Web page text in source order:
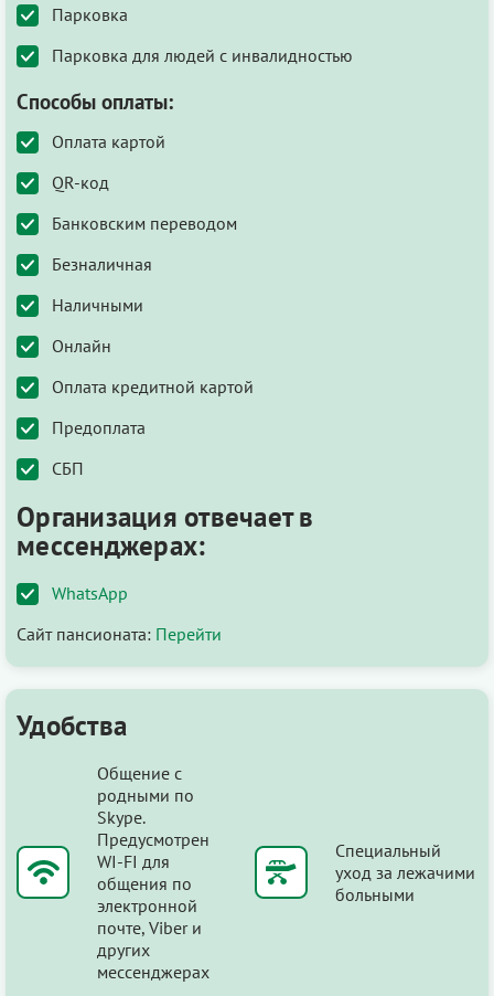
Парковка
Парковка для людей с инвалидностью
Способы оплаты:
Оплата картой
QR-код
Банковским переводом
Безналичная
Наличными
Онлайн
Оплата кредитной картой
Предоплата
СБП
Организация отвечает в
мессенджерах:
WhatsApp
Сайт пансионата: Перейти
Удобства
Общение с
родными по
Skype.
Предусмотрен
WI-FI для
общения по
электронной
почте, Viber и
других
мессенджерах
Специальный
уход за лежачими
больными